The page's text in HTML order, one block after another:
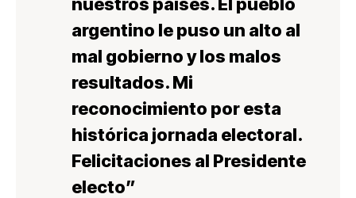
argentino le puso un alto al
mal gobierno y los malos
resultados.Mi
reconocimiento por esta
histórica jornada electoral.
Felicitaciones al Presidente
electo”